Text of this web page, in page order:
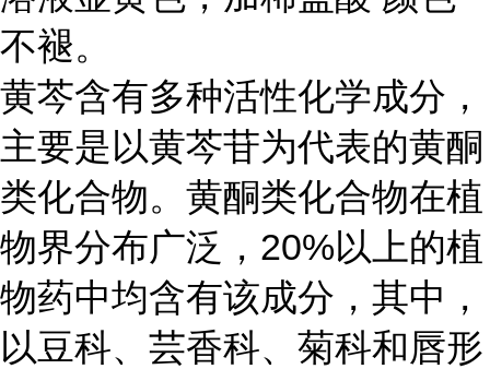
不褪。
黄芩含有多种活性化学成分，
主要是以黄芩苷为代表的黄酮
类化合物。黄酮类化合物在植
物界分布广泛，20%以上的植
物药中均含有该成分，其中，
以豆科、芸香科、菊科和唇形